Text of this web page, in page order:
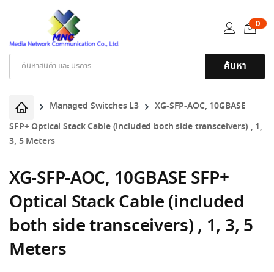
ค้นหา
0
Managed Switches L3
XG-SFP-AOC, 10GBASE
SFP+ Optical Stack Cable (included both side transceivers) , 1,
3, 5 Meters
XG-SFP-AOC, 10GBASE SFP+
Optical Stack Cable (included
both side transceivers) , 1, 3, 5
Meters